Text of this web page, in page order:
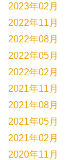
2023年02月
2022年11月
2022年08月
2022年05月
2022年02月
2021年11月
2021年08月
2021年05月
2021年02月
2020年11月